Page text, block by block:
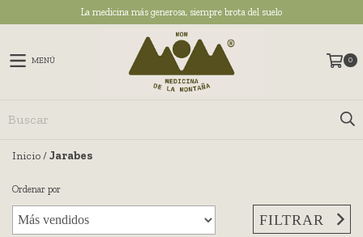
La medicina más generosa, siempre brota del suelo
MENÚ 0
Inicio/Jarabes
Ordenar por
FILTRAR